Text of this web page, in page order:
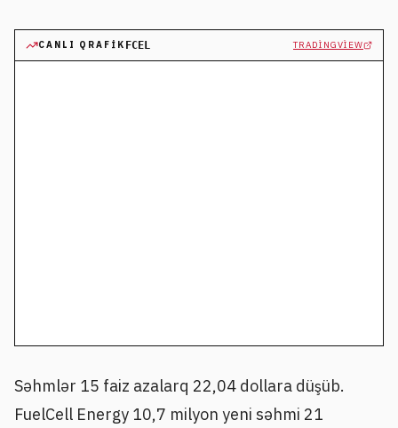
CANLI QRAFIK FCEL TRADINGVIEW
Səhmlər 15 faiz azalarq 22,04 dollara düşüb.
FuelCell Energy 10,7 milyon yeni səhmi 21